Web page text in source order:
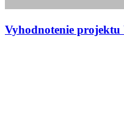
Vyhodnotenie